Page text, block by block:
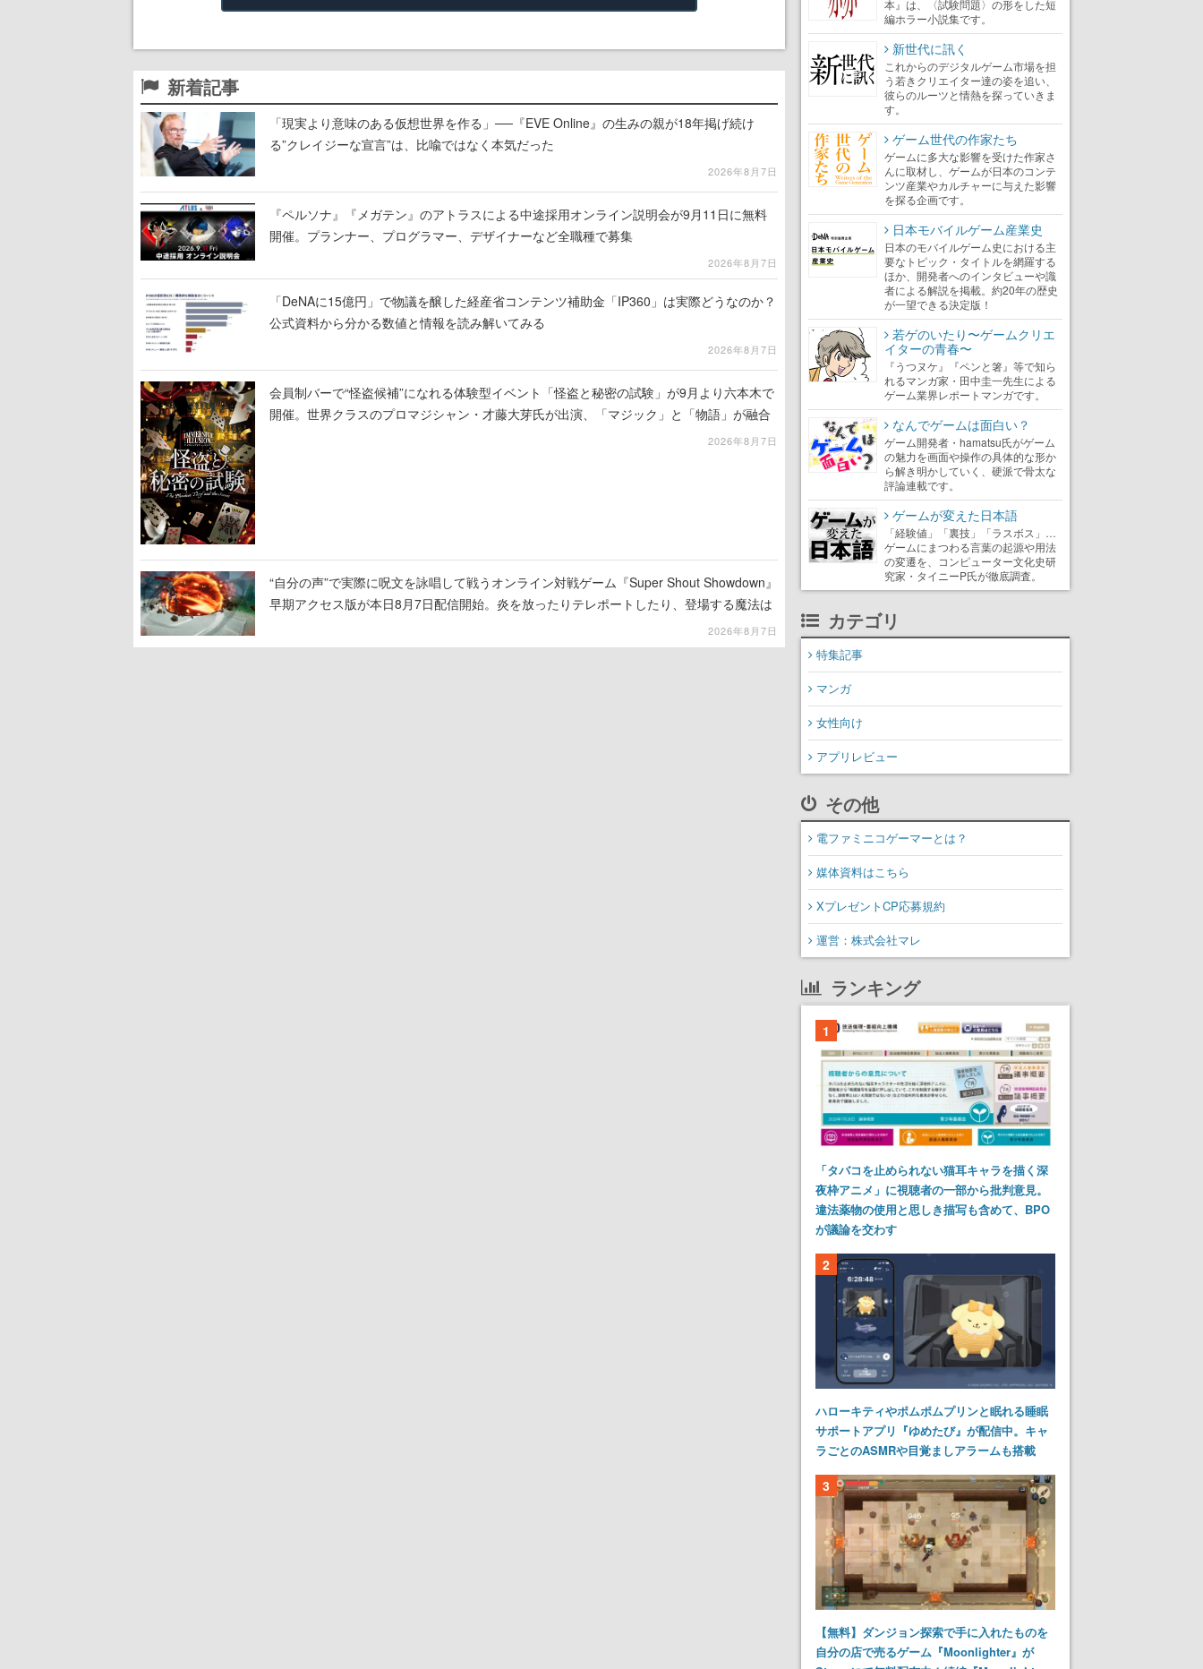
新着記事
「現実より意味のある仮想世界を作る」──『EVE Online』の生みの親が18年掲げ続け
る”クレイジーな宣言”は、比喩ではなく本気だった
2026年8月7日
『ペルソナ』『メガテン』のアトラスによる中途採用オンライン説明会が9月11日に無料
開催。プランナー、プログラマー、デザイナーなど全職種で募集
2026年8月7日
「DeNAに15億円」で物議を醸した経産省コンテンツ補助金「IP360」は実際どうなのか？
公式資料から分かる数値と情報を読み解いてみる
2026年8月7日
会員制バーで“怪盗候補”になれる体験型イベント「怪盗と秘密の試験」が9月より六本木で
開催。世界クラスのプロマジシャン・才藤大芽氏が出演、「マジック」と「物語」が融合
2026年8月7日
“自分の声”で実際に呪文を詠唱して戦うオンライン対戦ゲーム『Super Shout Showdown』
早期アクセス版が本日8月7日配信開始。炎を放ったりテレポートしたり、登場する魔法は
2026年8月7日
本』は、〈試験問題〉の形をした短
編ホラー小説集です。
新世代に訊く
これからのデジタルゲーム市場を担
う若きクリエイター達の姿を追い、
彼らのルーツと情熱を探っていきま
す。
ゲーム世代の作家たち
ゲームに多大な影響を受けた作家さ
んに取材し、ゲームが日本のコンテ
ンツ産業やカルチャーに与えた影響
を探る企画です。
日本モバイルゲーム産業史
日本のモバイルゲーム史における主
要なトピック・タイトルを網羅する
ほか、開発者へのインタビューや識
者による解説を掲載。約20年の歴史
が一望できる決定版！
若ゲのいたり〜ゲームクリエ
イターの青春〜
『うつヌケ』『ペンと箸』等で知ら
れるマンガ家・田中圭一先生による
ゲーム業界レポートマンガです。
なんでゲームは面白い？
ゲーム開発者・hamatsu氏がゲーム
の魅力を画面や操作の具体的な形か
ら解き明かしていく、硬派で骨太な
評論連載です。
ゲームが変えた日本語
「経験値」「裏技」「ラスボス」…
ゲームにまつわる言葉の起源や用法
の変遷を、コンピューター文化史研
究家・タイニーP氏が徹底調査。
カテゴリ
特集記事
マンガ
女性向け
アプリレビュー
その他
電ファミニコゲーマーとは？
媒体資料はこちら
XプレゼントCP応募規約
運営：株式会社マレ
ランキング
1
「タバコを止められない猫耳キャラを描く深
夜枠アニメ」に視聴者の一部から批判意見。
違法薬物の使用と思しき描写も含めて、BPO
が議論を交わす
2
ハローキティやポムポムプリンと眠れる睡眠
サポートアプリ『ゆめたび』が配信中。キャ
ラごとのASMRや目覚ましアラームも搭載
3
【無料】ダンジョン探索で手に入れたものを
自分の店で売るゲーム『Moonlighter』が